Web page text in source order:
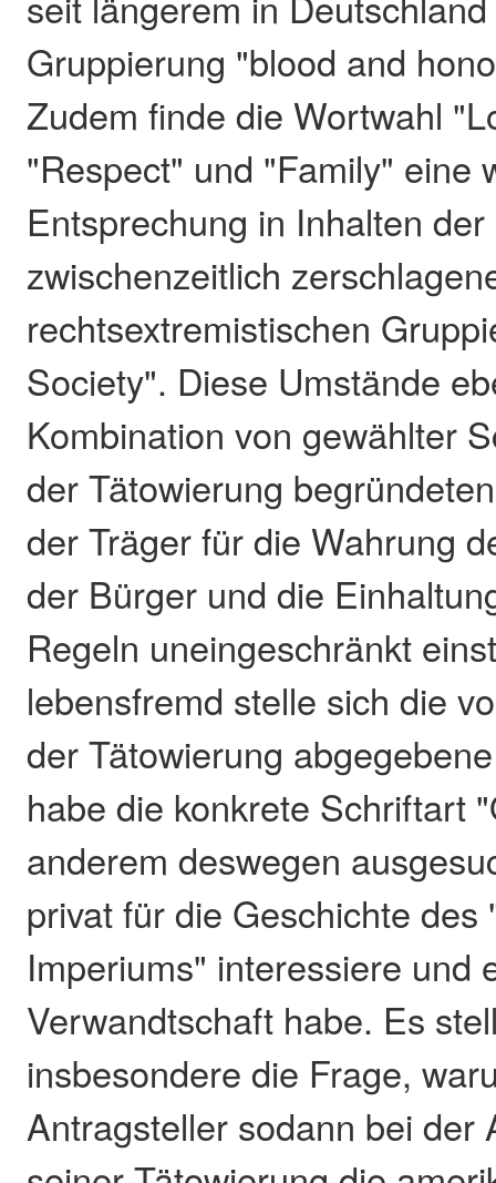
Gruppierung "blood and
Zudem finde die Wortwahl
"Respect" und "Family" eine
Entsprechung in Inhalten
zwischenzeitlich
rechtsextremistischen
Society". Diese Umstände
Kombination von gewählter
der Tätowierung
der Träger für die Wahrung
der Bürger und die
Regeln uneingeschränkt
lebensfremd stelle sich die
der Tätowierung
habe die konkrete Schriftart
anderem des­wegen
privat für die Geschichte des
Imperiums" interessiere und
Verwandtschaft habe. Es
insbesondere die Frage,
Antragsteller sodann bei der